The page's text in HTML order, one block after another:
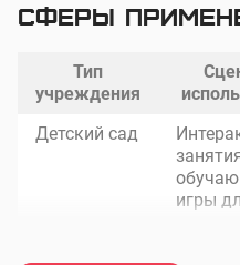
Сферы
Тип
учреждения
Детский сад
игры